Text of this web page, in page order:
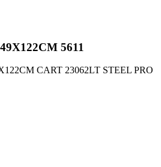
5611
CART 23062LT STEEL PRO